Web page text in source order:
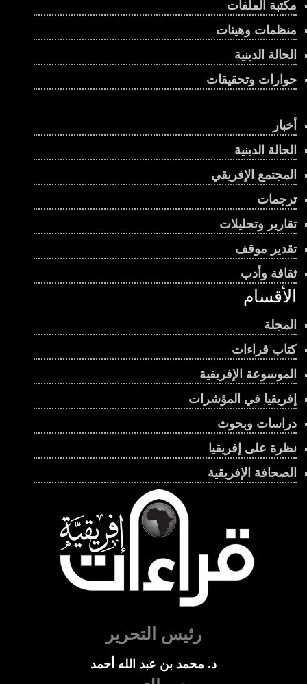
مكتبة الملفات
منظمات وهيئات
الحالة الدينية
حوارات وتحقيقات
أخبار
الحالة الدينية
المجتمع الإفريقي
ترجمات
تقارير وتحليلات
تقدير موقف
ثقافة وأدب
الأقسام
المجلة
كتاب قراءات
الموسوعة الإفريقية
إفريقيا في المؤشرات
دراسات وبحوث
نظرة على إفريقيا
الصحافة الإفريقية
رئيس التحرير
د. محمد بن عبد الله أحمد